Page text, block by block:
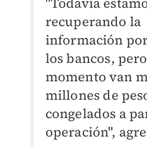
recuperando la
información
los bancos,
momento van
millones de
congelados a
operación",